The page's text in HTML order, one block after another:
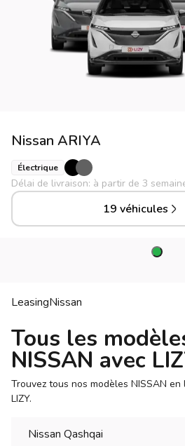
Nissan ARIYA
Électrique
Délai de livraison: à partir de 3
19 véhicules
LeasingNissan
Tous les
NISSAN avec
Trouvez tous nos modèles NISSAN
LIZY.
Nissan Qashqai